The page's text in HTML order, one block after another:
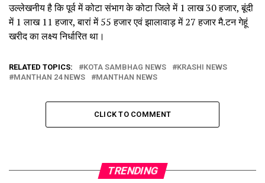
उल्लेखनीय है कि पूर्व में कोटा संभाग के कोटा जिले में 1 लाख 30 हजार, बूंदी
में 1 लाख 11 हजार, बारां में 55 हजार एवं झालावाड़ में 27 हजार मै.टन गेहूं
खरीद का लक्ष्य निर्धारित था।
RELATED TOPICS: KOTA SAMBHAG NEWS
KRASHI NEWS
MANTHAN 24 NEWS
MANTHAN NEWS
CLICK TO COMMENT
TRENDING